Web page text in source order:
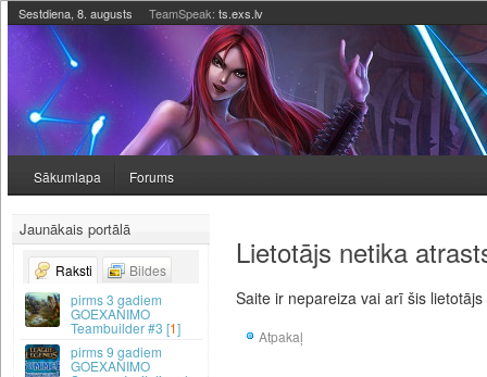
Sestdiena, 8. augusts TeamSpeak: ts.exs.lv
Sākumlapa Forums
Lietotājs netika
Saite ir nepareiza vai arī šis
Atpakaļ
Jaunākais portālā
Raksti
Bildes
3 gadiem
GOEXANIMO
Teambuilder #3 [1]
9 gadiem
GOEXANIMO